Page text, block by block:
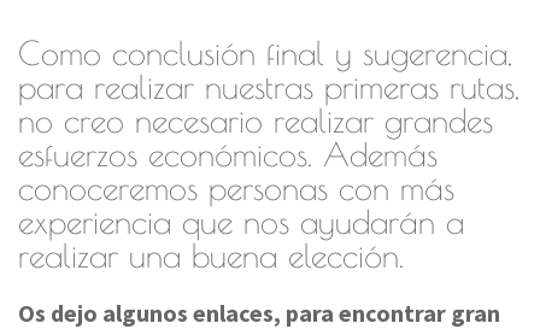
Como conclusión final y sugerencia,
para realizar nuestras primeras rutas,
no creo necesario realizar grandes
esfuerzos económicos. Además
conoceremos personas con más
experiencia que nos ayudarán a
realizar una buena elección.
Os dejo algunos enlaces, para encontrar gran